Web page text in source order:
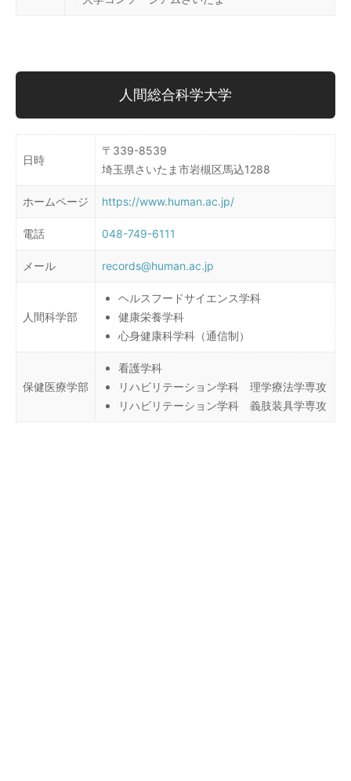
人間総合科学大学
日時
〒339-8539
埼玉県さいたま市岩槻区馬込1288
ホームページ https://www.human.ac.jp/
電話 048-749-6111
メール records@human.ac.jp
人間科学部
ヘルスフードサイエンス学科
健康栄養学科
心身健康科学科（通信制）
保健医療学部
看護学科
リハビリテーション学科 理学療法学専攻
リハビリテーション学科 義肢装具学専攻